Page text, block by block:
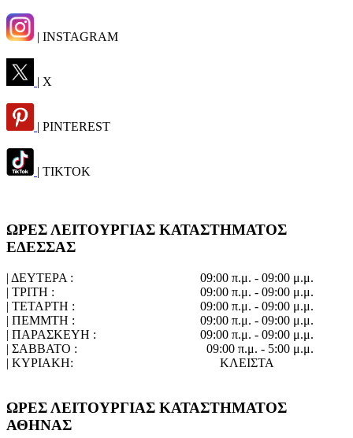
| INSTAGRAM
| X
| PINTEREST
| TIKTOK
ΩΡΕΣ ΛΕΙΤΟΥΡΓΙΑΣ ΚΑΤΑΣΤΗΜΑΤΟΣ
ΕΔΕΣΣΑΣ
| ΔΕΥΤΕΡΑ :
09:00 π.μ. - 09:00 μ.μ.
| ΤΡΙΤΗ :
09:00 π.μ. - 09:00 μ.μ.
| ΤΕΤΑΡΤΗ :
09:00 π.μ. - 09:00 μ.μ.
| ΠΕΜΜΤΗ :
09:00 π.μ. - 09:00 μ.μ.
| ΠΑΡΑΣΚΕΥΗ :
09:00 π.μ. - 09:00 μ.μ.
| ΣΑΒΒΑΤΟ :
09:00 π.μ. - 5:00 μ.μ.
| ΚΥΡΙΑΚΗ:
ΚΛΕΙΣΤΑ
ΩΡΕΣ ΛΕΙΤΟΥΡΓΙΑΣ ΚΑΤΑΣΤΗΜΑΤΟΣ
ΑΘΗΝΑΣ